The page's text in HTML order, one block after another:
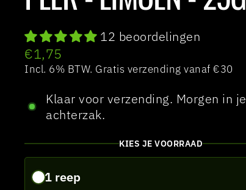
12 beoordelingen
Normale
prijs
€1,75
Incl. 6% BTW. Gratis verzending vanaf €30
Klaar voor verzending. Morgen in je
achterzak.
KIES JE VOORRAAD
1 reep